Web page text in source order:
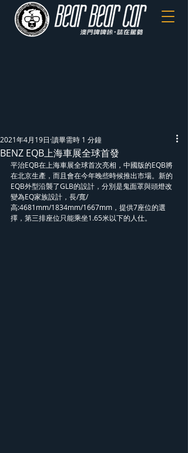
BENZ EQB上海車展全球首發
2021年4月19日 讀畢需時 1 分鐘
平治EQB在上海車展全球首次亮相，中國版的EQB將
在北京生產，而且會在今年晚些時候推出市場。新的
EQB外型沿襲了GLB的設計，分別是鬼面罩與頭燈改
變為EQ家族設計，長/寬/
高:4681mm/1834mm/1667mm，提供7座位的選
擇，第三排座位只能乘坐1.65米以下的人仕。